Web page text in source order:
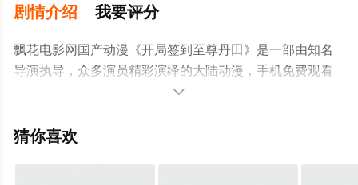
剧情介绍 我要评分
飘花电影网国产动漫《开局签到至尊丹田》是一部由知名
导演执导，众多演员精彩演绎的大陆动漫，手机免费观看
高清未删减完整版动漫全集就上飘花影院，更多相关信息

猜你喜欢